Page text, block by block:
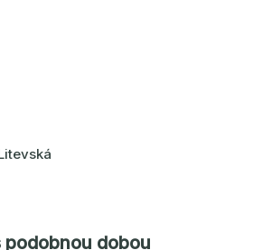
dobou